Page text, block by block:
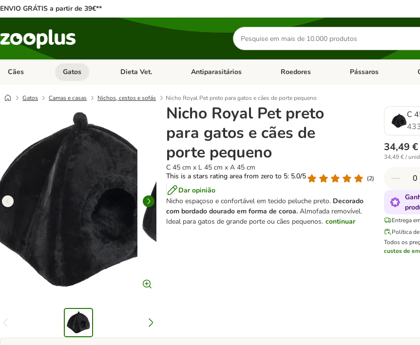
ENVIO GRÁTIS a partir de 39€**
Pesquisar
produtos
Cães Abrir menu de categoria: Cães
Gatos Abrir menu de categoria: Gatos
Dieta Vet. Abrir menu de categoria: Dieta Vet.
Antiparasitários Abrir menu de categoria: Antiparasitários
Roedores Abrir menu de categoria:
Pássaros
Gatos Camas e casas Nichos, cestos e sofás Nicho Royal Pet preto para gatos e cães de porte pequeno
Nicho Royal Pet preto
para gatos e cães de
porte pequeno
C 45 cm x L 45 cm x A 45 cm
This is a stars rating area from zero to 5: 5.0/5
(2)
Dar opinião
Nicho espaçoso e confortável em tecido peluche preto. Decorado
com bordado dourado em forma de coroa. Almofada removível.
Ideal para gatos de grande porte ou cães pequenos. continuar
C
34,49 €
34,49 € /
Entrega
Política
Todos os
custos de